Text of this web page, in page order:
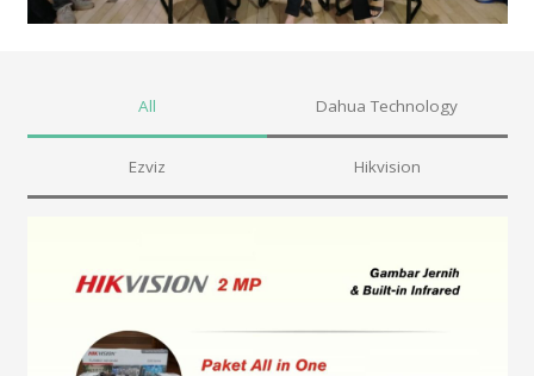
All Dahua Technology
Ezviz Hikvision